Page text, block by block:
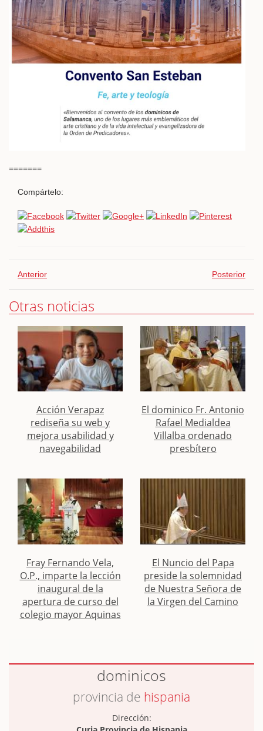
=======
Compártelo:
Anterior Posterior
Otras noticias
Acción Verapaz
rediseña su web y
mejora usabilidad y
navegabilidad
El dominico Fr. Antonio
Rafael Medialdea
Villalba ordenado
presbítero
Fray Fernando Vela,
O.P., imparte la lección
inaugural de la
apertura de curso del
colegio mayor Aquinas
El Nuncio del Papa
preside la solemnidad
de Nuestra Señora de
la Virgen del Camino
dominicos
provincia de hispania
Dirección: